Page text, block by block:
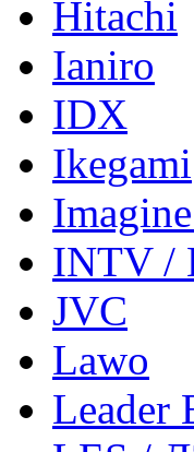
Hitachi
Ianiro
IDX
Ikegami
INTV
JVC
Lawo
Leader